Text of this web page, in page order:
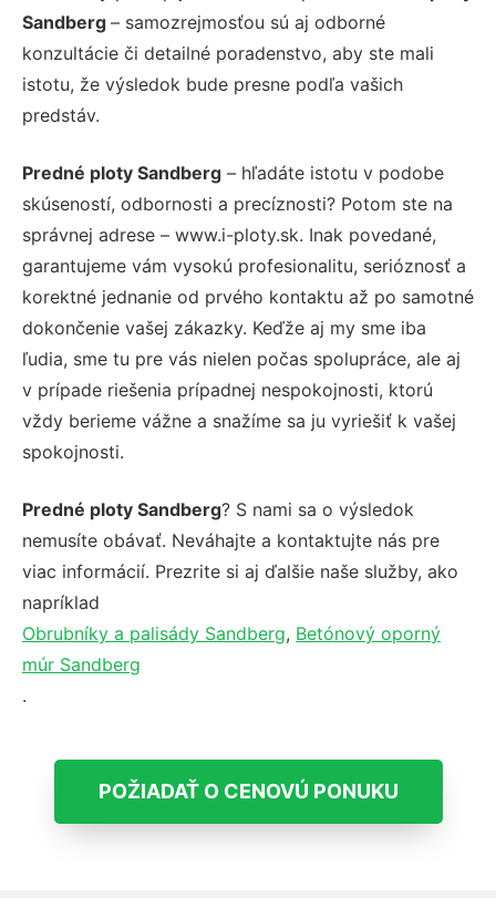
Sandberg – samozrejmosťou sú aj odborné
konzultácie či detailné poradenstvo, aby ste mali
istotu, že výsledok bude presne podľa vašich
predstáv.
Predné ploty Sandberg – hľadáte istotu v podobe
skúseností, odbornosti a precíznosti? Potom ste na
správnej adrese – www.i-ploty.sk. Inak povedané,
garantujeme vám vysokú profesionalitu, serióznosť a
korektné jednanie od prvého kontaktu až po samotné
dokončenie vašej zákazky. Keďže aj my sme iba
ľudia, sme tu pre vás nielen počas spolupráce, ale aj
v prípade riešenia prípadnej nespokojnosti, ktorú
vždy berieme vážne a snažíme sa ju vyriešiť k vašej
spokojnosti.
Predné ploty Sandberg? S nami sa o výsledok
nemusíte obávať. Neváhajte a kontaktujte nás pre
viac informácií. Prezrite si aj ďalšie naše služby, ako
napríklad
Obrubníky a palisády Sandberg, Betónový oporný
múr Sandberg
.
POŽIADAŤ O CENOVÚ PONUKU